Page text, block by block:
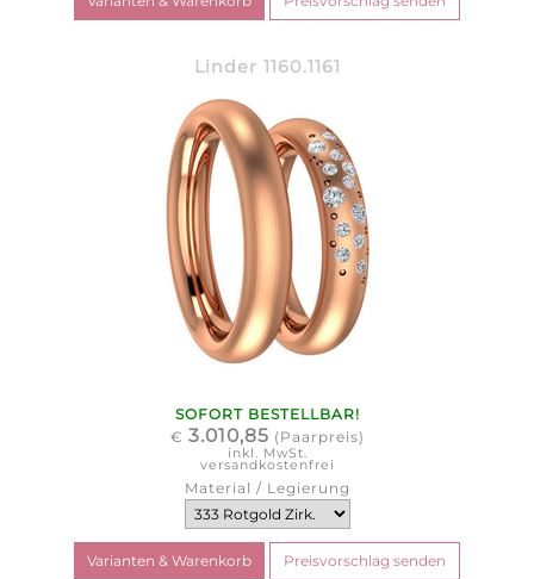
Linder 1160.1161
SOFORT BESTELLBAR!
€ 3.010,85 (Paarpreis)
inkl. MwSt.
versandkostenfrei
Material / Legierung